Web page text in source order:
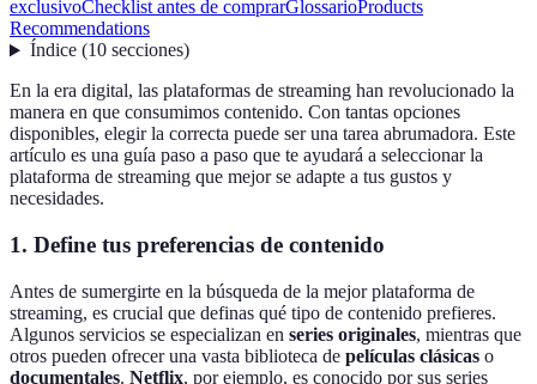
exclusivoChecklist antes de comprarGlossarioProducts
Recommendations
Índice(10 secciones)
En la era digital, las plataformas de streaming han revolucionado la
manera en que consumimos contenido. Con tantas opciones
disponibles, elegir la correcta puede ser una tarea abrumadora. Este
artículo es una guía paso a paso que te ayudará a seleccionar la
plataforma de streaming que mejor se adapte a tus gustos y
necesidades.
1. Define tus preferencias de contenido
Antes de sumergirte en la búsqueda de la mejor plataforma de
streaming, es crucial que definas qué tipo de contenido prefieres.
Algunos servicios se especializan en series originales, mientras que
otros pueden ofrecer una vasta biblioteca de películas clásicas o
documentales. Netflix, por ejemplo, es conocido por sus series